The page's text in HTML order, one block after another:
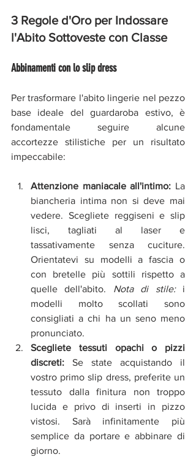
3 Regole d'Oro per Indossare
l'Abito Sottoveste con Classe
Abbinamenti con lo slip dress
Per trasformare l'abito lingerie nel pezzo
base ideale del guardaroba estivo, è
fondamentale seguire alcune
accortezze stilistiche per un risultato
impeccabile:
Attenzione maniacale all'intimo: La
biancheria intima non si deve mai
vedere. Scegliete reggiseni e slip
lisci, tagliati al laser e
tassativamente senza cuciture.
Orientatevi su modelli a fascia o
con bretelle più sottili rispetto a
quelle dell'abito. Nota di stile: i
modelli molto scollati sono
consigliati a chi ha un seno meno
pronunciato.
Scegliete tessuti opachi o pizzi
discreti: Se state acquistando il
vostro primo slip dress, preferite un
tessuto dalla finitura non troppo
lucida e privo di inserti in pizzo
vistosi. Sarà infinitamente più
semplice da portare e abbinare di
giorno.